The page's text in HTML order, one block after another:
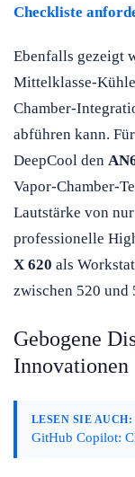
Checkliste
Ebenfalls gezeigt
Mittelklasse-
Chamber-
abführen kann.
DeepCool den
Vapor-Chamber-
Lautstärke von
professionelle
X 620 als
zwischen 520 und
Gebogene
Innovationen
LESEN SIE AUCH:
GitHub Copilot: